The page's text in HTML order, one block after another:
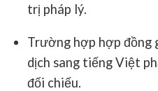
trị pháp lý.
Trường hợp hợp đồng
dịch sang tiếng Việt
đối chiếu.